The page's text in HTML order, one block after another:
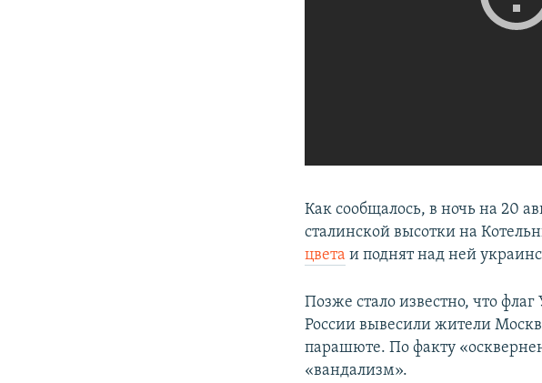
Как сообщалось, в ночь на 20
сталинской высотки на
цвета и поднят над ней
Позже стало известно, что
России вывесили жители
парашюте. По факту
«вандализм».